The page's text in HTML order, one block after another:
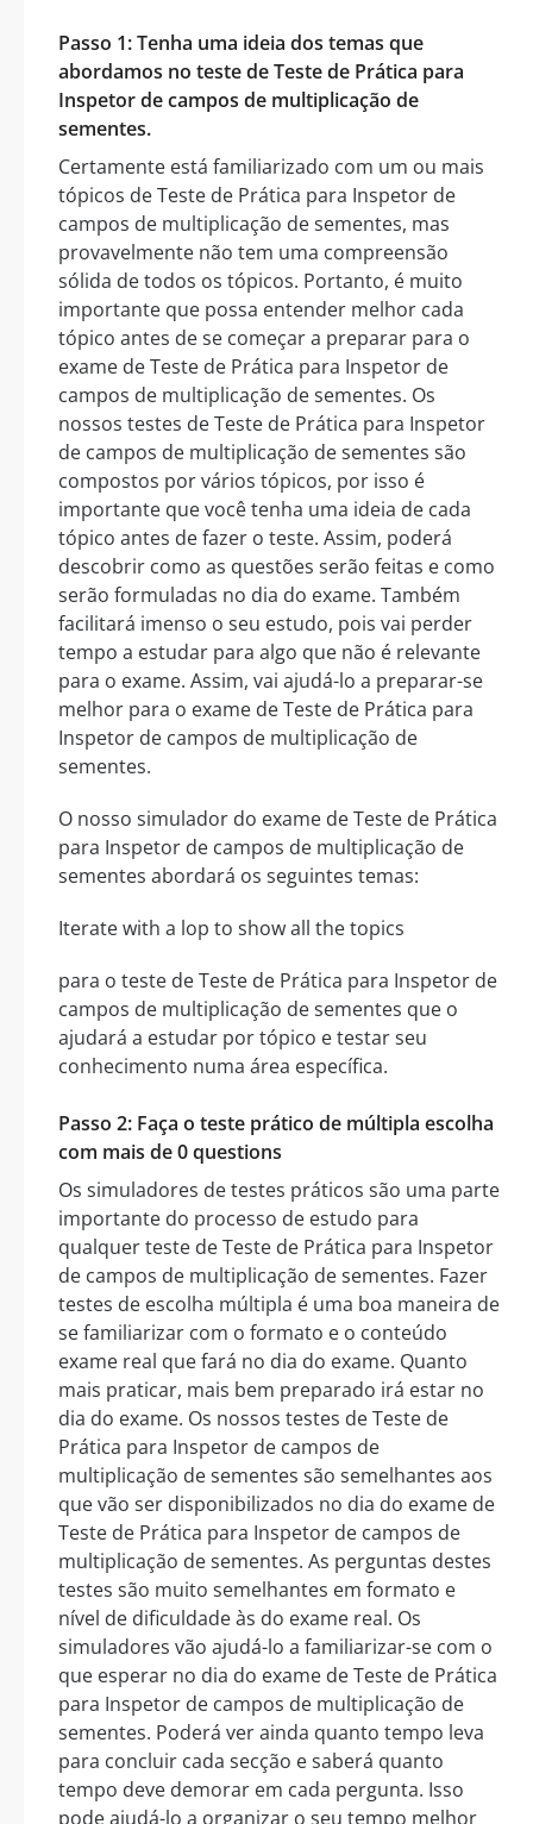
Passo 1: Tenha uma ideia dos temas que
abordamos no teste de Teste de Prática para
Inspetor de campos de multiplicação de
sementes.
Certamente está familiarizado com um ou mais
tópicos de Teste de Prática para Inspetor de
campos de multiplicação de sementes, mas
provavelmente não tem uma compreensão
sólida de todos os tópicos. Portanto, é muito
importante que possa entender melhor cada
tópico antes de se começar a preparar para o
exame de Teste de Prática para Inspetor de
campos de multiplicação de sementes. Os
nossos testes de Teste de Prática para Inspetor
de campos de multiplicação de sementes são
compostos por vários tópicos, por isso é
importante que você tenha uma ideia de cada
tópico antes de fazer o teste. Assim, poderá
descobrir como as questões serão feitas e como
serão formuladas no dia do exame. Também
facilitará imenso o seu estudo, pois vai perder
tempo a estudar para algo que não é relevante
para o exame. Assim, vai ajudá-lo a preparar-se
melhor para o exame de Teste de Prática para
Inspetor de campos de multiplicação de
sementes.
O nosso simulador do exame de Teste de Prática
para Inspetor de campos de multiplicação de
sementes abordará os seguintes temas:
Iterate with a lop to show all the topics
para o teste de Teste de Prática para Inspetor de
campos de multiplicação de sementes que o
ajudará a estudar por tópico e testar seu
conhecimento numa área específica.
Passo 2: Faça o teste prático de múltipla escolha
com mais de 0 questions
Os simuladores de testes práticos são uma parte
importante do processo de estudo para
qualquer teste de Teste de Prática para Inspetor
de campos de multiplicação de sementes. Fazer
testes de escolha múltipla é uma boa maneira de
se familiarizar com o formato e o conteúdo
exame real que fará no dia do exame. Quanto
mais praticar, mais bem preparado irá estar no
dia do exame. Os nossos testes de Teste de
Prática para Inspetor de campos de
multiplicação de sementes são semelhantes aos
que vão ser disponibilizados no dia do exame de
Teste de Prática para Inspetor de campos de
multiplicação de sementes. As perguntas destes
testes são muito semelhantes em formato e
nível de dificuldade às do exame real. Os
simuladores vão ajudá-lo a familiarizar-se com o
que esperar no dia do exame de Teste de Prática
para Inspetor de campos de multiplicação de
sementes. Poderá ver ainda quanto tempo leva
para concluir cada secção e saberá quanto
tempo deve demorar em cada pergunta. Isso
pode ajudá-lo a organizar o seu tempo melhor